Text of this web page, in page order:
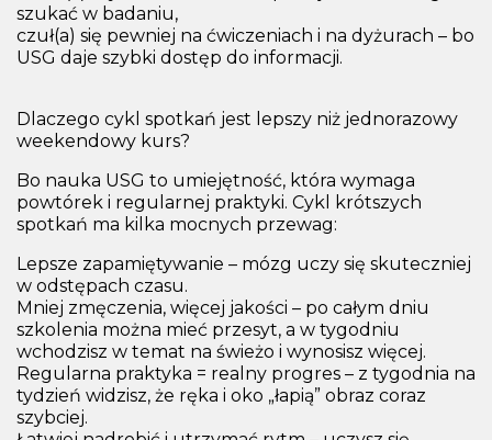
szukać w badaniu,
czuł(a) się pewniej na ćwiczeniach i na dyżurach – bo
USG daje szybki dostęp do informacji.
Dlaczego cykl spotkań jest lepszy niż jednorazowy
weekendowy kurs?
Bo nauka USG to umiejętność, która wymaga
powtórek i regularnej praktyki. Cykl krótszych
spotkań ma kilka mocnych przewag:
Lepsze zapamiętywanie – mózg uczy się skuteczniej
w odstępach czasu.
Mniej zmęczenia, więcej jakości – po całym dniu
szkolenia można mieć przesyt, a w tygodniu
wchodzisz w temat na świeżo i wynosisz więcej.
Regularna praktyka = realny progres – z tygodnia na
tydzień widzisz, że ręka i oko „łapią” obraz coraz
szybciej.